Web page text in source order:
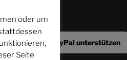
Projekt via PayPal unterstützen
oder um
Seite